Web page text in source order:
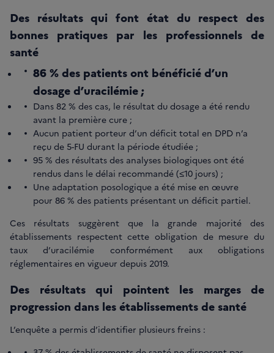
Des résultats qui font état du respect des
bonnes pratiques par les professionnels de
santé
86 % des patients ont bénéficié d’un
dosage d’uracilémie ;
Dans 82 % des cas, le résultat du dosage a été rendu
avant la première cure ;
Aucun patient porteur d’un déficit total en DPD n’a
reçu de 5-FU durant la période étudiée ;
95 % des résultats des analyses biologiques ont été
rendus dans le délai recommandé (≤10 jours) ;
Une adaptation posologique a été mise en œuvre
pour 86 % des patients présentant un déficit partiel.
Ces résultats suggèrent que la grande majorité des
établissements respectent cette obligation de mesure du
taux d’uracilémie conformément aux obligations
réglementaires en vigueur depuis 2019.
Des résultats qui pointent les marges de
progression dans les établissements de santé
L’enquête a permis d’identifier plusieurs freins :